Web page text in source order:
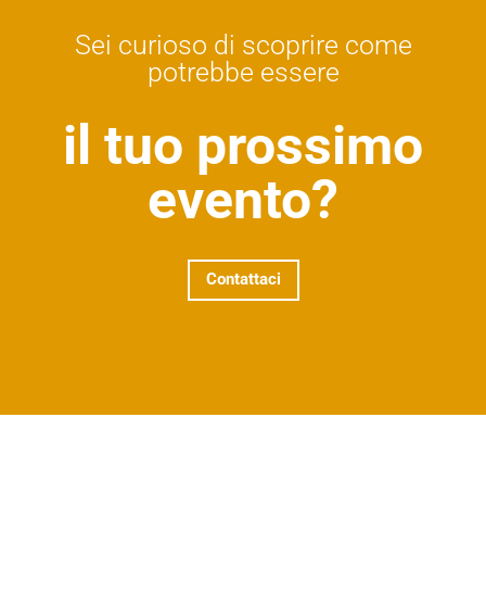
Sei curioso di scoprire come
potrebbe essere
il tuo prossimo
evento?
Contattaci